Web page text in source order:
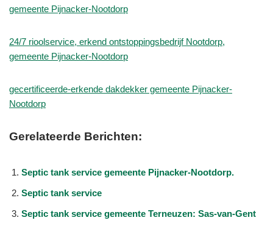
gemeente Pijnacker-Nootdorp
24/7 rioolservice, erkend ontstoppingsbedrijf Nootdorp,
gemeente Pijnacker-Nootdorp
gecertificeerde-erkende dakdekker gemeente Pijnacker-
Nootdorp
Gerelateerde Berichten:
Septic tank service gemeente Pijnacker-Nootdorp.
Septic tank service
Septic tank service gemeente Terneuzen: Sas-van-Gent